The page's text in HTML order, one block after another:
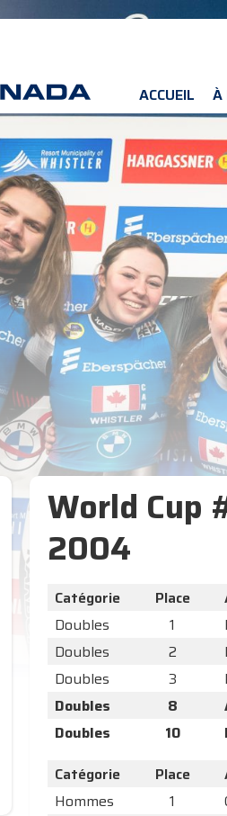
ACCUEIL À
World Cup
2004
Catégorie Place
Doubles
1
Doubles
2
Doubles
3
Doubles
8
Doubles
10
Catégorie
Place
Hommes
1